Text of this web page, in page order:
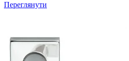
Переглянути